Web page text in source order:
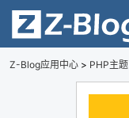
Z-Blog应用中心 > PHP主题